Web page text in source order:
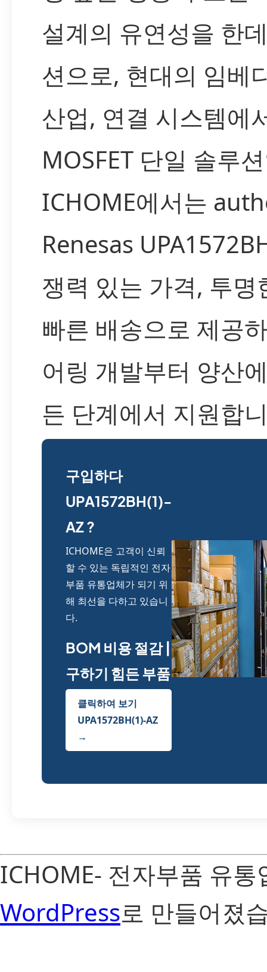
설계의 유연성을 한
션으로, 현대의 임베
산업, 연결 시스템에
MOSFET 단일 솔루
ICHOME에서는
Renesas
쟁력 있는 가격, 투명
빠른 배송으로 제공
어링 개발부터 양산
든 단계에서 지원합
구입하다
UPA1572BH(1)-
AZ ?
ICHOME은 고객이 신뢰
할 수 있는 독립적인 전자
부품 유통업체가 되기 위
해 최선을 다하고 있습니
다.
BOM 비용 절감 |
구하기 힘든 부품
클릭하여 보기
UPA1572BH(1)-AZ
→
ICHOME- 전자부품 유
WordPress로 만들어졌